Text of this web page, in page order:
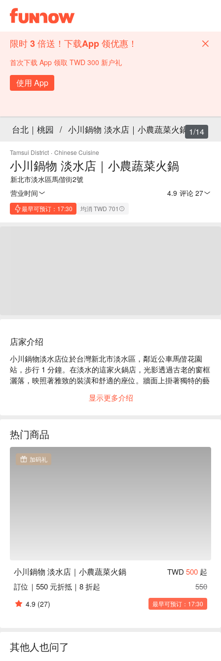
限时 3 倍送！下载App 领优惠！
首次下载 App 领取 TWD 300 新户礼
使用 App
台北｜桃园 / 小川鍋物 淡水店｜小農蔬菜火鍋
Tamsui District · Chinese Cuisine
小川鍋物 淡水店｜小農蔬菜火鍋
新北市淡水區馬偕街2號
营业时间
4.9 评论 27
最早可预订：17:30 均消 TWD 701
1/14
店家介绍
小川鍋物淡水店位於台灣新北市淡水區，鄰近公車馬偕花園
站，步行 1 分鐘。在淡水的這家火鍋店，光影透過古老的窗框
灑落，映照著雅致的裝潢和舒適的座位。牆面上掛著獨特的藝
息的氛圍，讓人彷彿置身於一場微醺的夢境之中。
劑，提升了這裡的聚會或用餐體驗。極黑武士梅花豚與鮭狩鍋
則進一步豐富了整體氛圍，讓每一個細節都充滿驚喜與期待。
🤩 玩樂情報
【小川十二節氣菜盤】新鮮時蔬，色彩繽紛
【極黑武士梅花豚】肉質嫩滑，豬香濃郁
🍽️ 口碑必點
【日本和牛】油花細緻，入口即溶
【海鮮盛合】海味鮮美，口感豐富
显示更多介绍
热门商品
加码礼
小川鍋物 淡水店｜小農蔬菜火鍋 TWD 500 起
訂位｜550 元折抵｜8 折起
550
4.9 (27) 最早可预订：17:30
其他人也问了